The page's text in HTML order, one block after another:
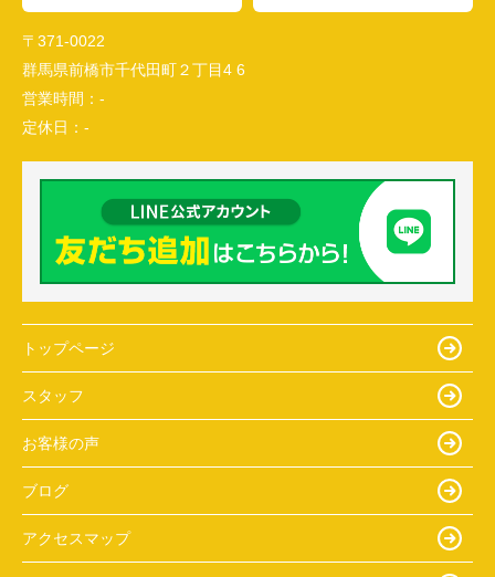
〒371-0022
群馬県前橋市千代田町２丁目4 6
営業時間： -
定休日： -
トップページ
スタッフ
お客様の声
ブログ
アクセスマップ